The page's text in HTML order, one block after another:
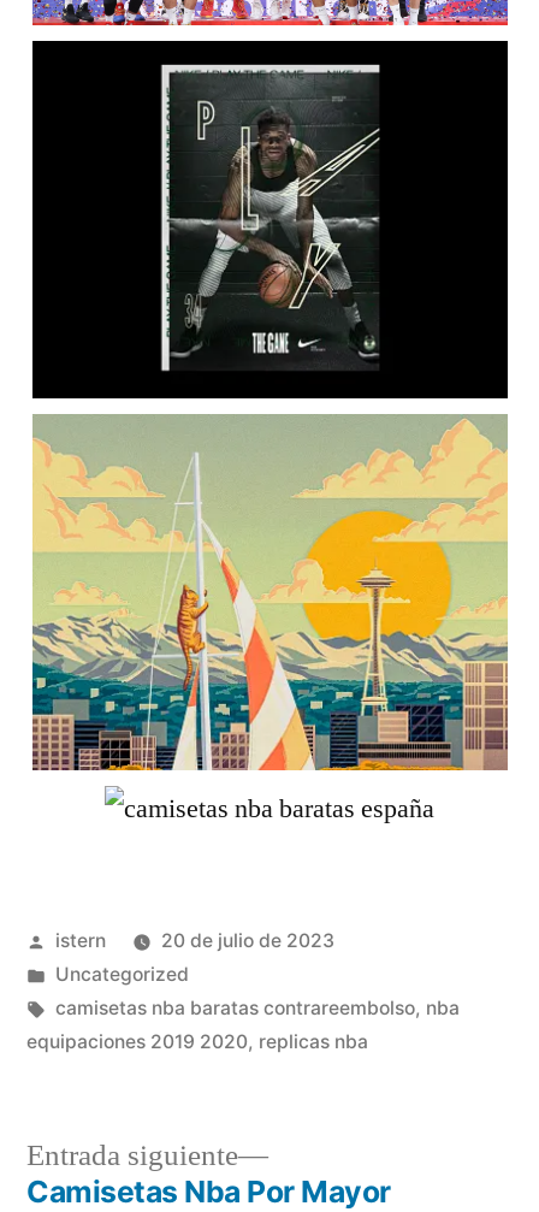
Publicado
por
istern
20 de julio de 2023
Publicado
en
Uncategorized
Etiquetas:
camisetas nba baratas contrareembolso, nba
equipaciones 2019 2020, replicas nba
Entrada siguiente
Entrada
siguiente:
Camisetas Nba Por Mayor